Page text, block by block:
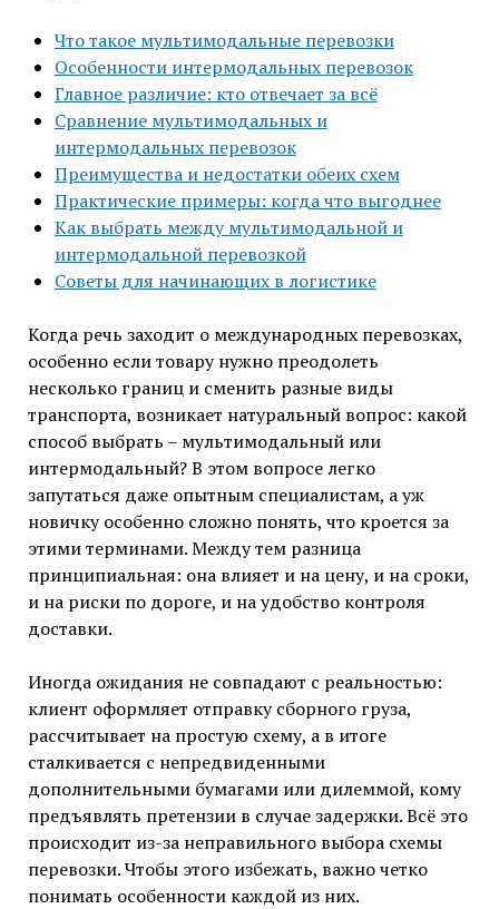
Что такое мультимодальные перевозки
Особенности интермодальных перевозок
Главное различие: кто отвечает за всё
Сравнение мультимодальных и
интермодальных перевозок
Преимущества и недостатки обеих схем
Практические примеры: когда что выгоднее
Как выбрать между мультимодальной и
интермодальной перевозкой
Советы для начинающих в логистике
Когда речь заходит о международных перевозках,
особенно если товару нужно преодолеть
несколько границ и сменить разные виды
транспорта, возникает натуральный вопрос: какой
способ выбрать – мультимодальный или
интермодальный? В этом вопросе легко
запутаться даже опытным специалистам, а уж
новичку особенно сложно понять, что кроется за
этими терминами. Между тем разница
принципиальная: она влияет и на цену, и на сроки,
и на риски по дороге, и на удобство контроля
доставки.
Иногда ожидания не совпадают с реальностью:
клиент оформляет отправку сборного груза,
рассчитывает на простую схему, а в итоге
сталкивается с непредвиденными
дополнительными бумагами или дилеммой, кому
предъявлять претензии в случае задержки. Всё это
происходит из-за неправильного выбора схемы
перевозки. Чтобы этого избежать, важно четко
понимать особенности каждой из них.